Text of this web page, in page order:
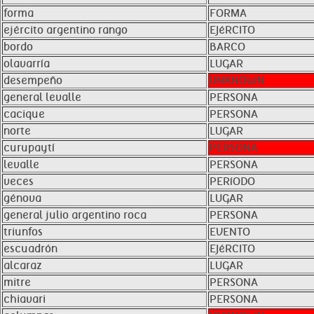
forma
FORMA
ejército argentino rango
EJéRCITO
bordo
BARCO
olavarría
LUGAR
desempeño
UNKNOWN
general levalle
PERSONA
cacique
PERSONA
norte
LUGAR
curupaytí
PERSONA
levalle
PERSONA
veces
PERíODO
génova
LUGAR
general julio argentino roca
PERSONA
triunfos
EVENTO
escuadrón
EJéRCITO
alcaraz
LUGAR
mitre
PERSONA
chiavari
PERSONA